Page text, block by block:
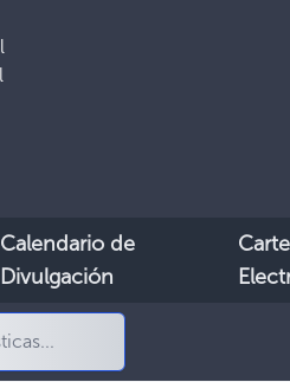
Calendario de
Divulgación